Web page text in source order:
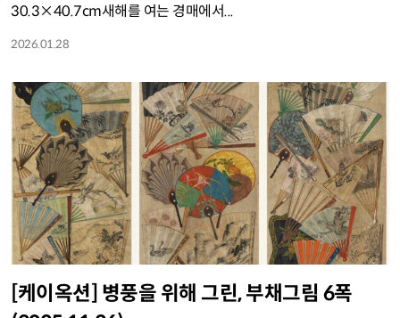
30.3×40.7cm새해를 여는 경매에서...
2026.01.28
[케이옥션] 병풍을 위해 그린, 부채그림 6폭